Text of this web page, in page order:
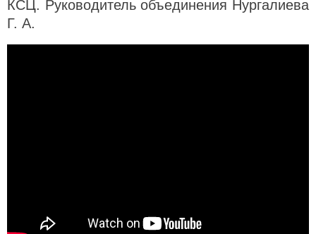
КСЦ. Руководитель объединения Нургалиева
Г. А.